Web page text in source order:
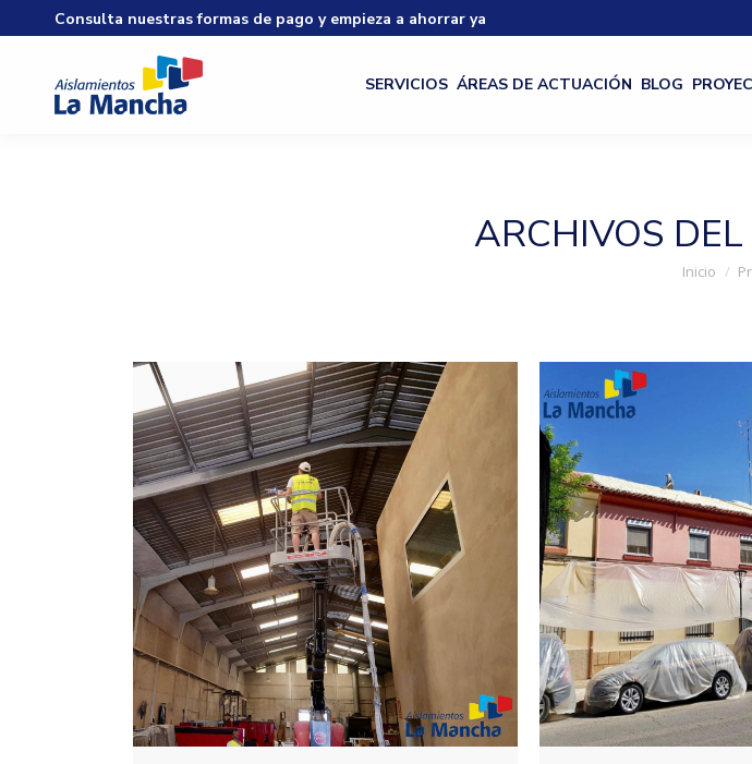
Consulta nuestras formas de pago y empieza a ahorrar ya
SERVICIOS ÁREAS DE ACTUACIÓN BLOG
ARCHIVOS
Estás
Inicio